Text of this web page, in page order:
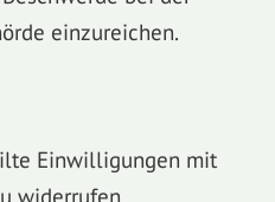
einzureichen.
Einwilligungen mit
widerrufen.